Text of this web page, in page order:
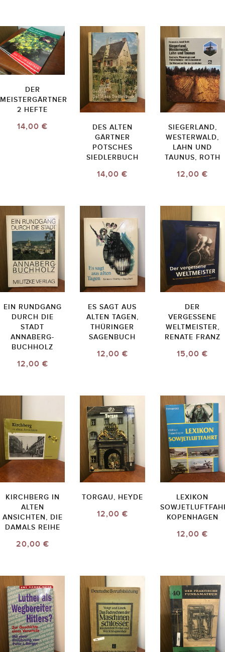
DER
MEISTERGÄRTNER
2 HEFTE
14,00 €
DES ALTEN
GÄRTNER
PÖTSCHES
SIEDLERBUCH
14,00 €
SIEGERLAND,
WESTERWALD,
LAHN UND
TAUNUS, ROTH
12,00 €
EIN RUNDGANG
DURCH DIE
STADT
ANNABERG-
BUCHHOLZ
12,00 €
ES SAGT AUS
ALTEN TAGEN,
THÜRINGER
SAGENBUCH
12,00 €
DER
VERGESSENE
WELTMEISTER,
RENATE FRANZ
15,00 €
KIRCHBERG IN
ALTEN
ANSICHTEN, DIE
DAMALS REIHE
20,00 €
TORGAU, HEYDE
12,00 €
LEXIKON
KOPENHAGEN
12,00 €